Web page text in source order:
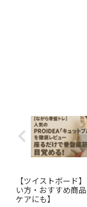
【ツイストボード
い方・おすすめ商
ケアにも】